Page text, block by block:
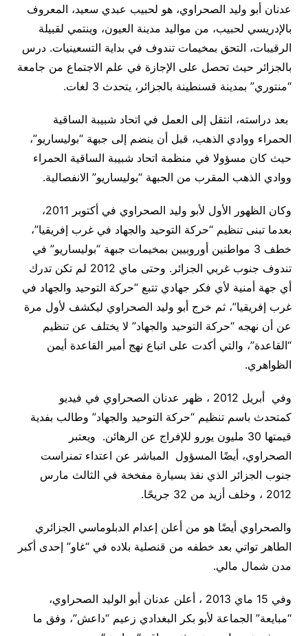
عدنان أبو وليد الصحراوي، هو لحبيب عبدي سعيد، المعروف
بالإدريسي لحبيب، من مواليد مدينة العيون، وينتمي لقبيلة
الرقيبات، التحق بمخيمات تندوف في بداية التسعينيات. درس
بالجزائر حيث تحصل على الإجازة في علم الاجتماع من جامعة
“منتوري” بمدينة قسنطينة بالجزائر، يتحدث 3 لغات
.
بعد دراسته، انتقل إلى العمل في اتحاد شبيبة الساقية
الحمراء ووادي الذهب، قبل أن ينضم إلى جبهة “بوليساريو”،
حيث كان مسؤولا في منظمة اتحاد شبيبة الساقية الحمراء
ووادي الذهب المقرب من الجبهة “بوليساريو” الانفصالية.
وكان الظهور الأول لأبو وليد الصحراوي في أكتوبر 2011،
بعدما تبنى تنظيم “حركة التوحيد والجهاد في غرب إفريقيا”،
خطف 3 مواطنين أوروبيين بمخيمات جبهة “بوليساريو” في
تندوف جنوب غربي الجزائر. وحتى ماي 2012 لم تكن تدرك
أي جهة أمنية لأي فكر جهادي تتبع “حركة التوحيد والجهاد في
غرب إفريقيا”، ثم خرج أبو وليد الصحراوي ليكشف لأول مرة
عن أن نهجه “حركة التوحيد والجهاد” لا يختلف عن تنظيم
“القاعدة”، والتي أكدت على اتباع نهج أمير القاعدة أيمن
الظواهري.
وفي أبريل 2012 ، ظهر عدنان الصحراوي في فيديو
كمتحدث باسم تنظيم “حركة التوحيد والجهاد” وطالب بفدية
قيمتها 30 مليون يورو للإفراج عن الرهائن. ويعتبر
الصحراوي، أيضًا المسؤول المباشر عن اعتداء تمنراست
جنوب الجزائر الذي نفذ بسيارة مفخخة في الثالث مارس
2012 ، وخلف أزيد من 32 جريحًا
.
والصحراوي أيضًا هو من أعلن إعدام الدبلوماسي الجزائري
الطاهر تواتي بعد خطفه من قنصلية بلاده في “غاو” إحدى أكبر
مدن شمال مالي.
وفي 15 ماي 2013 ، أعلن عدنان أبو الوليد الصحراوي،
“مبايعة” الجماعة لأبو بكر البغدادي زعيم “داعش”، وفق ما